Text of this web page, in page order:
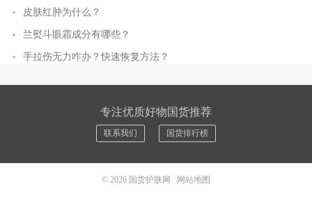
皮肤红肿为什么？
兰熨斗眼霜成分有哪些？
手拉伤无力咋办？快速恢复方法？
专注优质好物国货推荐
联系我们 国货排行榜
© 2026 国货护肤网 网站地图